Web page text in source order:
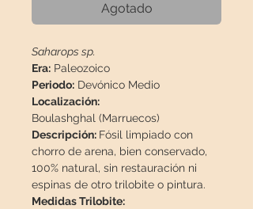
Agotado
Saharops sp.
Era: Paleozoico
Periodo: Devónico Medio
Localización:
Boulashghal (Marruecos)
Descripción: Fósil limpiado con
chorro de arena, bien conservado,
100% natural, sin restauración ni
espinas de otro trilobite o pintura.
Medidas Trilobite: